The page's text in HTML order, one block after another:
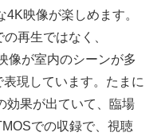
映像が楽しめます。
再生ではなく、
像が室内のシーンが多
現しています。たまに
効果が出ていて、臨場
での収録で、視聴